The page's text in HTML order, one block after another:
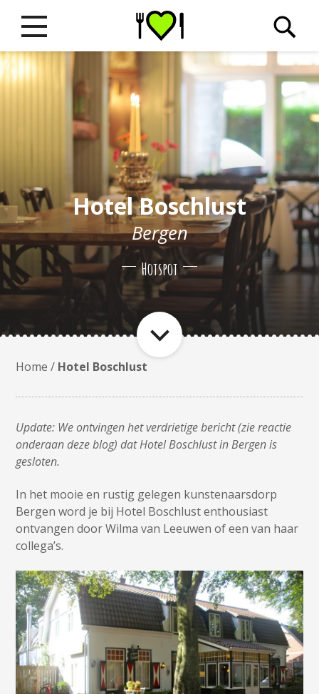
Hotel Boschlust
Bergen
Hotspot
Home / Hotel Boschlust
Update: We ontvingen het verdrietige bericht (zie reactie
onderaan deze blog) dat Hotel Boschlust in Bergen is
gesloten.
In het mooie en rustig gelegen kunstenaarsdorp
Bergen word je bij Hotel Boschlust enthousiast
ontvangen door Wilma van Leeuwen of een van haar
collega’s.